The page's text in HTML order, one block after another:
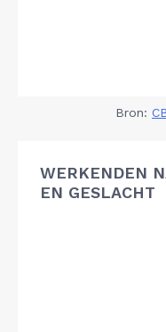
Bron:
WERKENDEN
EN GESLACHT